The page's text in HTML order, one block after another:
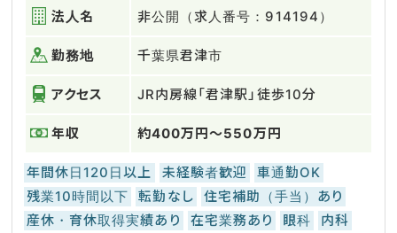
法人名 非公開（求人番号：914194）
勤務地 千葉県君津市
アクセス JR内房線「君津駅」徒歩10分
年収 約400万円～550万円
年間休日120日以上 未経験者歓迎
車通勤OK
残業10時間以下
転勤なし
住宅補助（手当）あり
産休・育休取得実績あり
在宅業務あり 眼科
内科